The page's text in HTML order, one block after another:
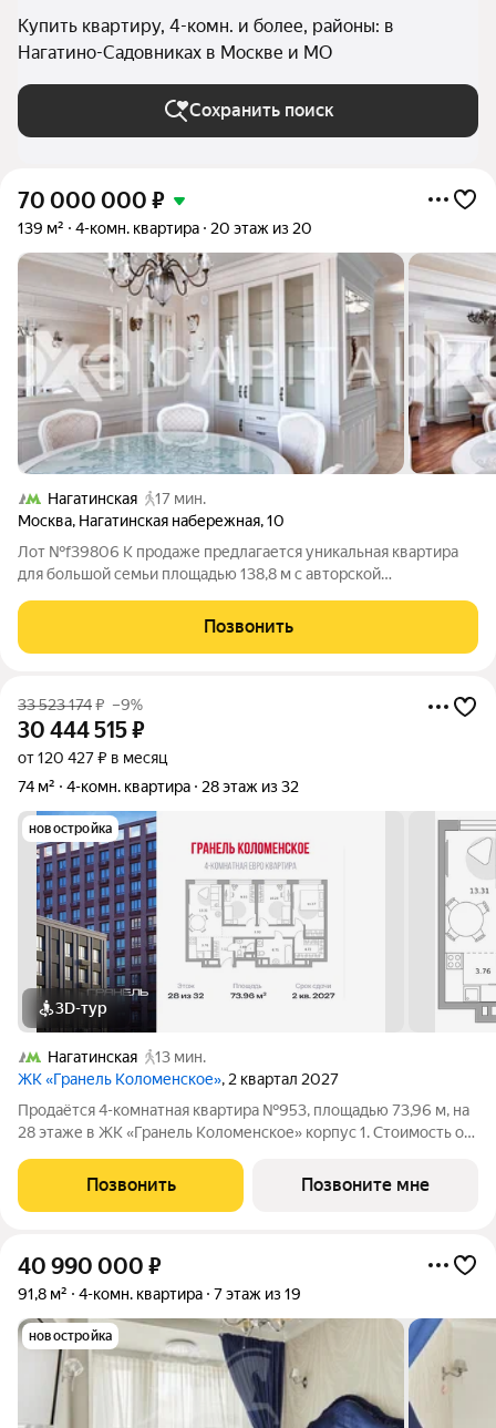
Купить квартиру, 4-комн. и более, районы: в
Нагатино-Садовниках в Москве и МО
Сохранить поиск
70 000 000 ₽
139 м² 4-комн. квартира 20 этаж из 20
Нагатинская
17 мин.
Москва, Нагатинская набережная,10
Лот №f39806 К продаже предлагается уникальная квартира
для большой семьи площадью 138,8 м с авторской
Нагатинская набережная 10к3, в районе Нагатино-Садовники.
Дом находится прямо на набережной
Позвонить
33 523 174₽ –9%
30 444 515₽
от 120 427 ₽ в месяц
74 м²
4-комн. квартира 28 этаж из 32
новостройка
3D-тур
Нагатинская
13 мин.
ЖК «Гранель Коломенское», 2 квартал 2027
Продаётся 4-комнатная квартира №953, площадью 73,96 м, на
28 этаже в ЖК «Гранель Коломенское» корпус 1. Стоимость от
односторонняя, окна на улицу. Жилой квартал «Гранель
Коломенское» расположился на юге
Позвонить Позвоните мне
40 990 000 ₽
91,8 м² 4-комн. квартира 7 этаж из 19
новостройка